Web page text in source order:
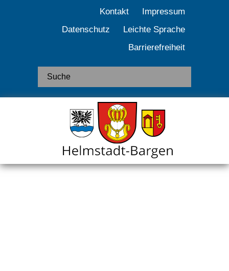
Kontakt
Impressum
Datenschutz
Leichte Sprache
Barrierefreiheit